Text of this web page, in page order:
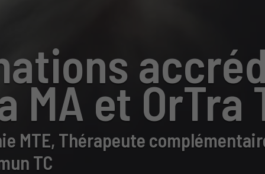
MA et OrTra
MTE, Thérapeute
TC